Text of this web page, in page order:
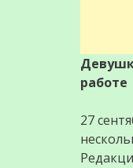
работе
27